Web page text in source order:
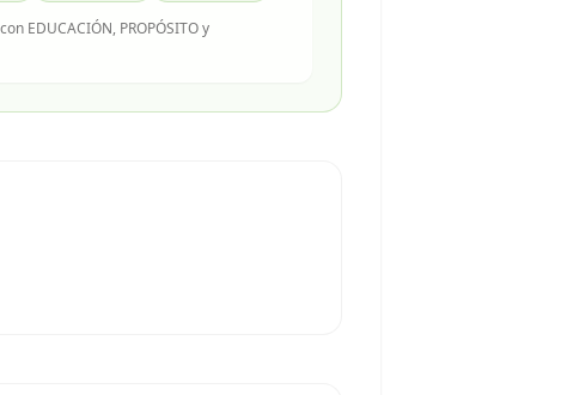
EDUCACIÓN, PROPÓSITO y